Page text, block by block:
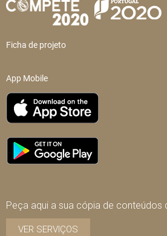
Ficha de projeto
App Mobile
Peça aqui a sua cópia de conteúdos
VER SERVIÇOS